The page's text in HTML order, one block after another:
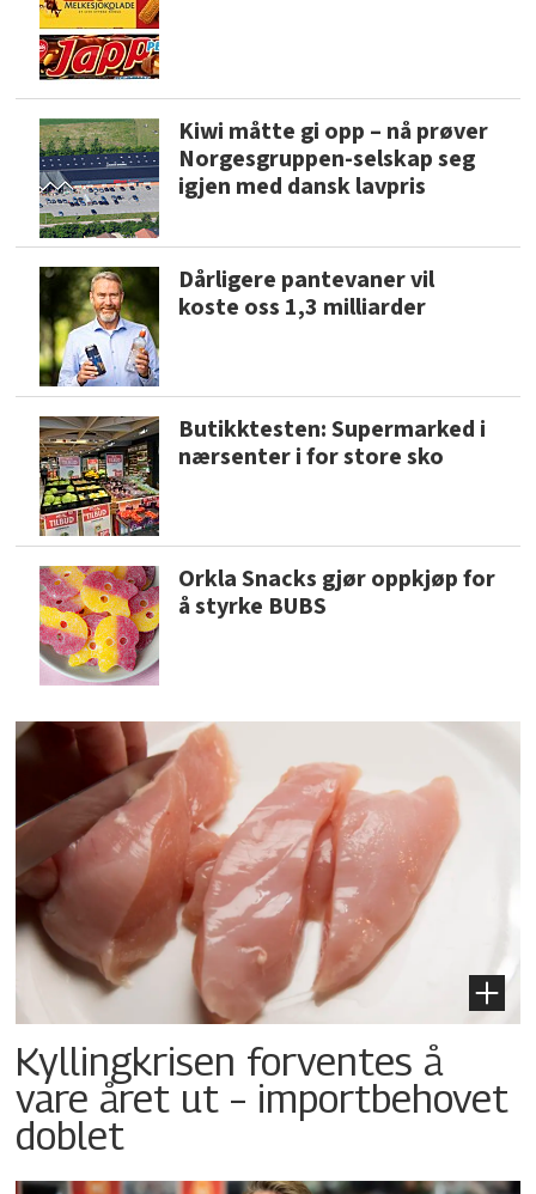
Kiwi måtte gi opp – nå prøver
Norgesgruppen-selskap seg
igjen med dansk lavpris
Dårligere pantevaner vil
koste oss 1,3 milliarder
Butikktesten: Supermarked i
nærsenter i for store sko
Orkla Snacks gjør oppkjøp for
å styrke BUBS
Kyllingkrisen forventes å
vare året ut – importbehovet
doblet